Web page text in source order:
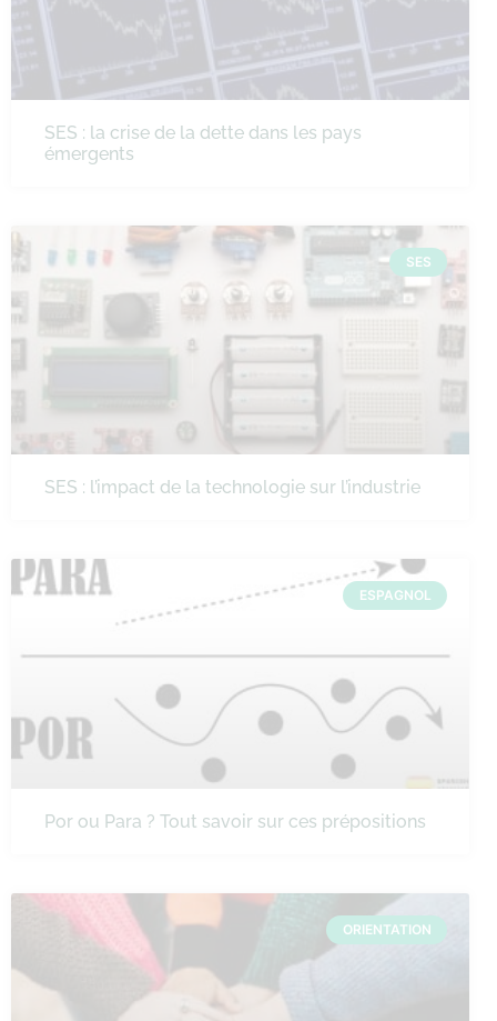
SES : la crise de la dette dans les pays
émergents
SES
SES : l’impact de la technologie sur l’industrie
ESPAGNOL
Por ou Para ? Tout savoir sur ces prépositions
ORIENTATION